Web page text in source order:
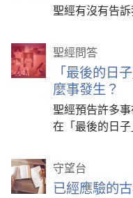
聖經有沒有告
聖經問答
「最後的日
麼事發生？
聖經預告許多
在「最後的日子
守望台
已經應驗的